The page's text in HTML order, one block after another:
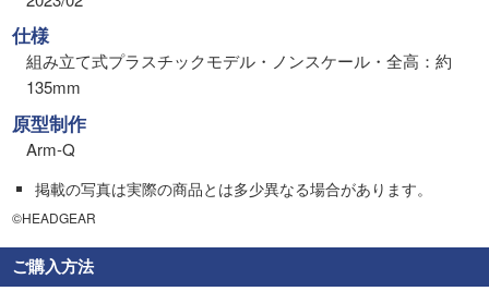
仕様
組み立て式プラスチックモデル・ノンスケール・全高：約
135mm
原型制作
Arm-Q
掲載の写真は実際の商品とは多少異なる場合があります。
©HEADGEAR
ご購入方法